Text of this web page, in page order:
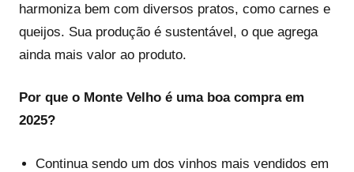
harmoniza bem com diversos pratos, como carnes e
queijos. Sua produção é sustentável, o que agrega
ainda mais valor ao produto.
Por que o Monte Velho é uma boa compra em
2025?
Continua sendo um dos vinhos mais vendidos em